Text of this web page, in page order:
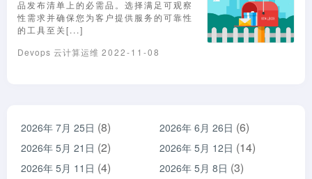
品发布清单上的必需品。选择满足可观察
性需求并确保您为客户提供服务的可靠性
的工具至关[...]
Devops 云计算运维 2022-11-08
2026年 7月 25日 (8) 2026年 6月 26日 (6)
2026年 5月 21日 (2) 2026年 5月 12日 (14)
2026年 5月 11日 (4) 2026年 5月 8日 (3)